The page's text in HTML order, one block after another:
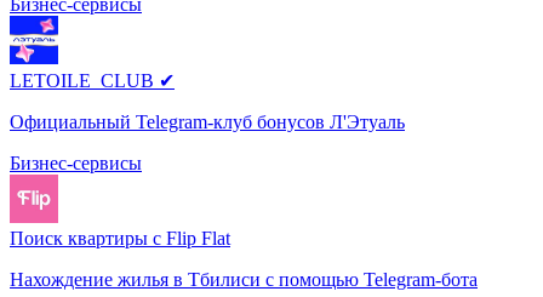
LETOILE_CLUB ✔
Официальный Telegram-клуб бонусов Л'Этуаль
Бизнес-сервисы
Поиск квартиры с Flip Flat
Нахождение жилья в Тбилиси с помощью Telegram-бота